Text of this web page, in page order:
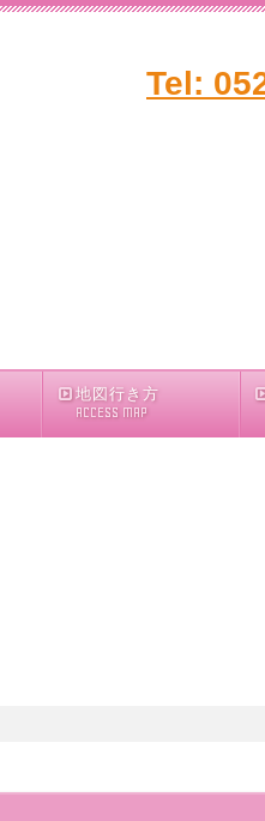
Tel:
地図行き方
ACCESS MAP